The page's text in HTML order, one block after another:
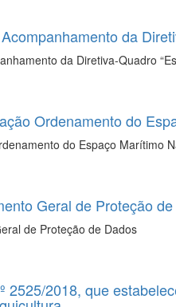
da
da Diretiva-Quadro
Ordenamento do
do Espaço Marítimo
Geral de Proteção
de Proteção de Dados
2525/2018, que